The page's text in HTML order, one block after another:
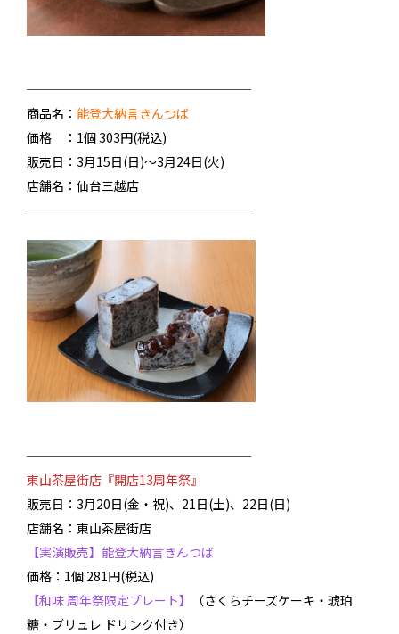
──────────────────
商品名： 能登大納言きんつば
価格 ：1個 303円(税込)
販売日：3月15日(日)～3月24日(火)
店舗名：仙台三越店
──────────────────
──────────────────
東山茶屋街店『開店13周年祭』
販売日：3月20日(金・祝)、21日(土)、22日(日)
店舗名：東山茶屋街店
【実演販売】能登大納言きんつば
価格：1個 281円(税込)
【和味 周年祭限定プレート】
（さくらチーズケーキ・琥珀
糖・ブリュレ ドリンク付き）